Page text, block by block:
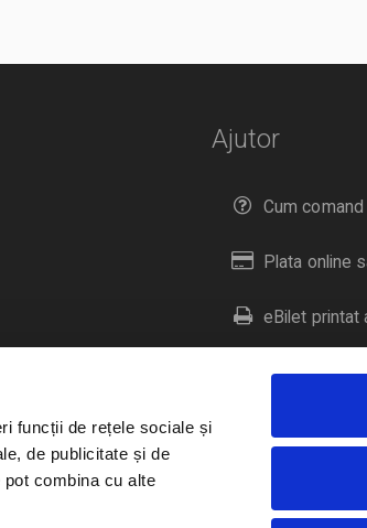
funcții de rețele sociale și
de publicitate și de
combina cu alte
Ajutor
Cum
Plata online
eBilet printat
Livrare prin
Duplicare